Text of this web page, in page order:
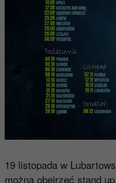
19 listopada w
można obejrzeć stand